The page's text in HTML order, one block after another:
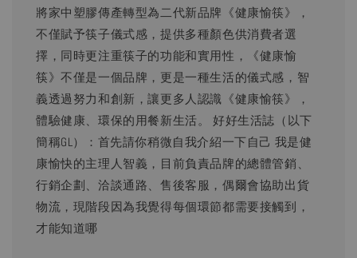
將家中塑膠傳產轉型為二代新品牌《健康愉筷》，
不僅賦予筷子儀式感，提供多種顏色供消費者選
擇，同時更注重筷子的功能和實用性，《健康愉
筷》不僅是一個品牌，更是一種生活的儀式感，智
義透過努力和創新，讓更多人認識《健康愉筷》，
體驗健康、環保的用餐新生活。 好好生活誌（以下
簡稱GL）：首先請你稍微自我介紹一下自己 我是健
康愉快的主理人智義，目前負責品牌的總體管銷、
行銷企劃、洽談通路、售後客服，偶爾會協助出貨
物流，現階段因為我覺得每個環節都需要接觸到，
才能知道哪